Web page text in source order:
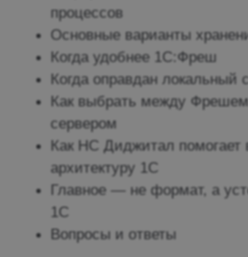
процессов
Основные варианты
Когда удобнее 1С:Фреш
Когда оправдан локальный
Как выбрать между
сервером
Как НС Диджитал помогает
архитектуру 1С
Главное — не формат, а
1С
Вопросы и ответы